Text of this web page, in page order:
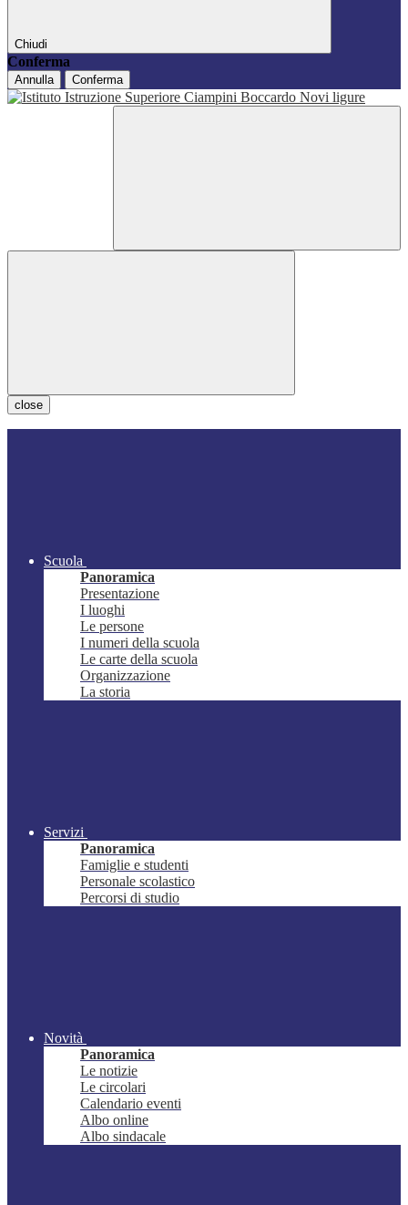
Chiudi
Conferma
Annulla Conferma
close
Scuola
Panoramica
Presentazione
I luoghi
Le persone
I numeri della scuola
Le carte della scuola
Organizzazione
La storia
Servizi
Panoramica
Famiglie e studenti
Personale scolastico
Percorsi di studio
Novità
Panoramica
Le notizie
Le circolari
Calendario eventi
Albo online
Albo sindacale